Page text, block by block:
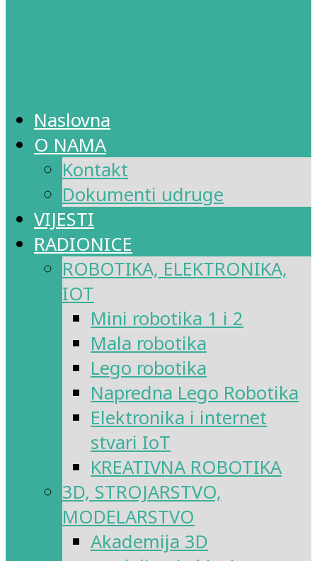
Naslovna
O NAMA
Kontakt
Dokumenti udruge
VIJESTI
RADIONICE
ROBOTIKA, ELEKTRONIKA,
IOT
Mini robotika 1 i 2
Mala robotika
Lego robotika
Napredna Lego Robotika
Elektronika i internet
stvari IoT
KREATIVNA ROBOTIKA
3D, STROJARSTVO,
MODELARSTVO
Akademija 3D